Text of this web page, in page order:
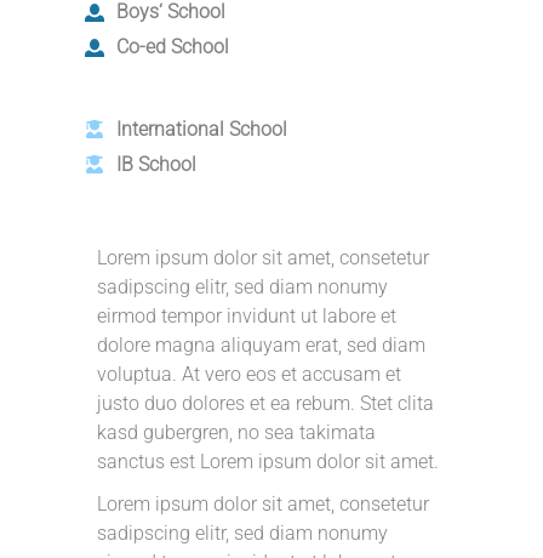
Boys‘ School
Co-ed School
International School
IB School
Lorem ipsum dolor sit amet, consetetur
sadipscing elitr, sed diam nonumy
eirmod tempor invidunt ut labore et
dolore magna aliquyam erat, sed diam
voluptua. At vero eos et accusam et
justo duo dolores et ea rebum. Stet clita
kasd gubergren, no sea takimata
sanctus est Lorem ipsum dolor sit amet.
Lorem ipsum dolor sit amet, consetetur
sadipscing elitr, sed diam nonumy